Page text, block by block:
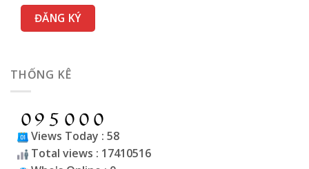
THỐNG KÊ
Views Today : 58
Total views : 17410516